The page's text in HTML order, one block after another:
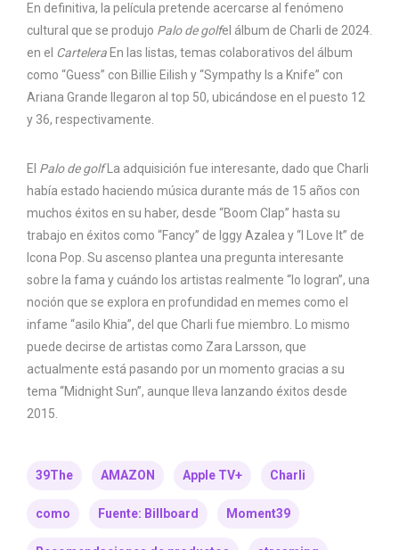
En definitiva, la película pretende acercarse al fenómeno
cultural que se produjo Palo de golfel álbum de Charli de 2024.
en el Cartelera En las listas, temas colaborativos del álbum
como “Guess” con Billie Eilish y “Sympathy Is a Knife” con
Ariana Grande llegaron al top 50, ubicándose en el puesto 12
y 36, respectivamente.
El Palo de golfLa adquisición fue interesante, dado que Charli
había estado haciendo música durante más de 15 años con
muchos éxitos en su haber, desde “Boom Clap” hasta su
trabajo en éxitos como “Fancy” de Iggy Azalea y “I Love It” de
Icona Pop. Su ascenso plantea una pregunta interesante
sobre la fama y cuándo los artistas realmente “lo logran”, una
noción que se explora en profundidad en memes como el
infame “asilo Khia”, del que Charli fue miembro. Lo mismo
puede decirse de artistas como Zara Larsson, que
actualmente está pasando por un momento gracias a su
tema “Midnight Sun”, aunque lleva lanzando éxitos desde
2015.
39The AMAZON Apple TV+ Charli
como Fuente: Billboard Moment39